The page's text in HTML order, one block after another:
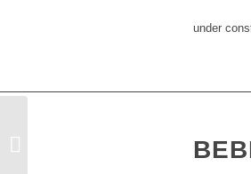
under